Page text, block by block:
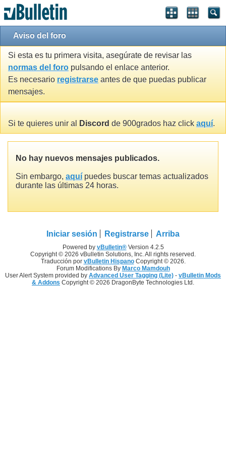
Aviso del foro
Si esta es tu primera visita, asegúrate de revisar las
normas del foro pulsando el enlace anterior.
Es necesario registrarse antes de que puedas publicar
mensajes.
Si te quieres unir al Discord de 900grados haz click aquí.
No hay nuevos mensajes publicados.
Sin embargo, aquípuedes buscar temas actualizados
durante las últimas 24 horas.
Iniciar sesión Registrarse Arriba
Powered by vBulletin®Version 4.2.5
Copyright © 2026 vBulletin Solutions, Inc. All rights reserved.
Traducción por vBulletin HispanoCopyright © 2026.
Forum Modifications By Marco Mamdouh
User Alert System provided by Advanced User Tagging (Lite) - vBulletin Mods
& Addons Copyright © 2026 DragonByte Technologies Ltd.